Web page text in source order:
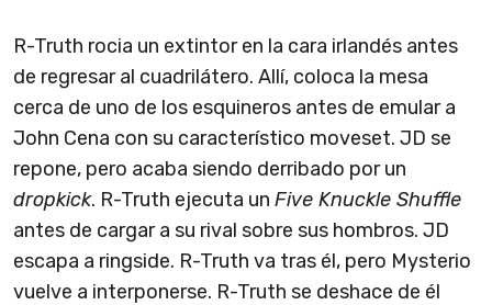
R-Truth rocia un extintor en la cara irlandés antes
de regresar al cuadrilátero. Allí, coloca la mesa
cerca de uno de los esquineros antes de emular a
John Cena con su característico moveset. JD se
repone, pero acaba siendo derribado por un
dropkick. R-Truth ejecuta un Five Knuckle Shuffle
antes de cargar a su rival sobre sus hombros. JD
escapa a ringside. R-Truth va tras él, pero Mysterio
vuelve a interponerse. R-Truth se deshace de él